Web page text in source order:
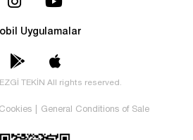
Uygulamalar
TEKİN All rights reserved.
General Conditions of Sale